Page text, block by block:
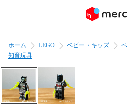
ホーム LEGO ベビー・キッズ
知育玩具